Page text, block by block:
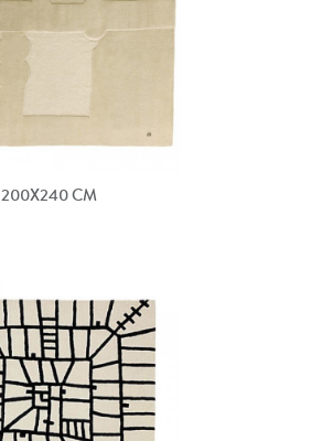
200X240 CM